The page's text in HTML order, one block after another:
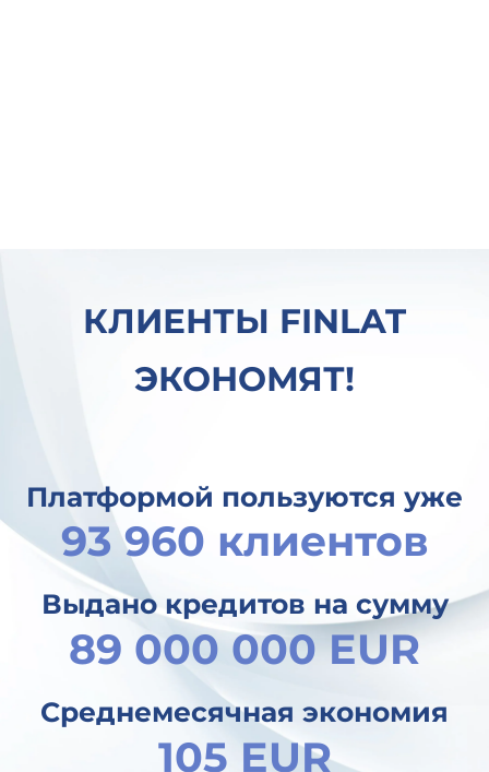
КЛИЕНТЫ FINLAT
ЭКОНОМЯТ!
Платформой пользуются уже
93 960 клиентов
Выдано кредитов на сумму
89 000 000 EUR
Среднемесячная экономия
105 EUR